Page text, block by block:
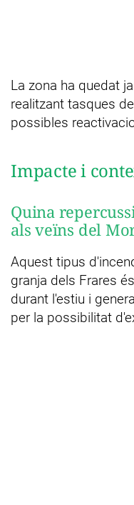
La zona ha quedat
realitzant tasques
possibles
Impacte i
Quina
als veïns del
Aquest tipus
granja dels Frares
durant l'estiu i
per la possibilitat